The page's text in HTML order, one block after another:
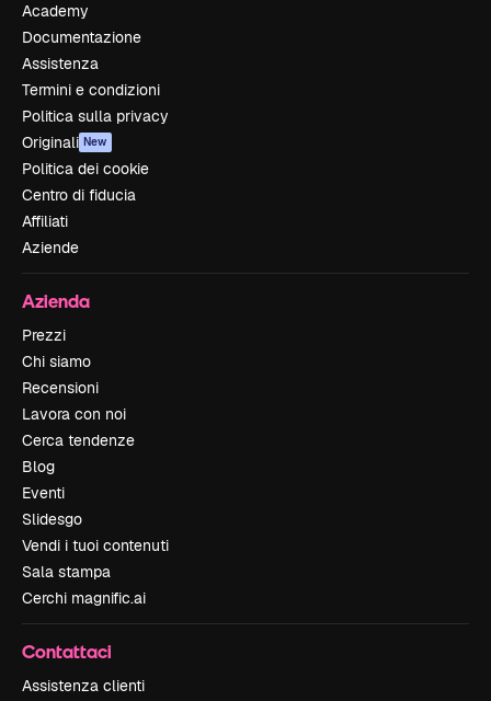
Academy
Documentazione
Assistenza
Termini e condizioni
Politica sulla privacy
Originali New
Politica dei cookie
Centro di fiducia
Affiliati
Aziende
Azienda
Prezzi
Chi siamo
Recensioni
Lavora con noi
Cerca tendenze
Blog
Eventi
Slidesgo
Vendi i tuoi contenuti
Sala stampa
Cerchi magnific.ai
Contattaci
Assistenza clienti